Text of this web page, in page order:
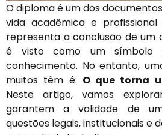
O diploma é um dos
vida acadêmica e
representa a conclusão de um
é visto como um símbolo
conhecimento. No entanto,
muitos têm é: O que torna
Neste artigo, vamos
garantem a validade de
questões legais, institucionais e